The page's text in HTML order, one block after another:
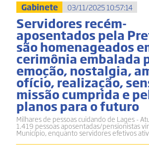
Gabinete 03/11/2025 10:57:14
Servidores recém-
aposentados pela
são homenageados
cerimônia embalada
emoção, nostalgia,
ofício, realização,
missão cumprida e
planos para o futuro
Milhares de pessoas cuidando de Lages -
1.419 pessoas aposentadas/pensionistas
Município, enquanto servidores efetivos